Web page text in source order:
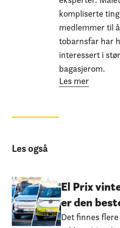
kompliserte
medlemmer til
tobarnsfar har
interessert i
bagasjerom.
Les mer
Les også
El Prix
er den
Det finnes